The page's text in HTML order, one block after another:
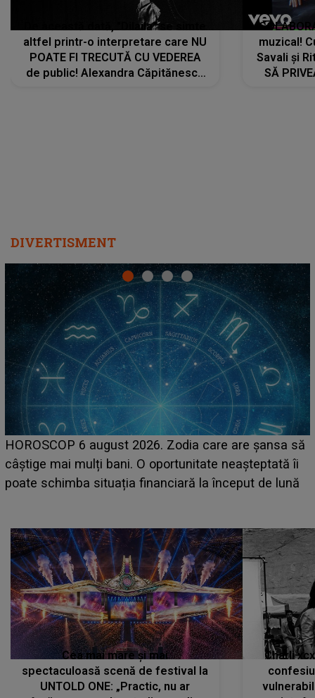
De această dată, "Dilaila" se simte
altfel printr-o interpretare care NU
POATE FI TRECUTĂ CU VEDEREA
de public! Alexandra Căpitănescu
muzical!
Savali și
SĂ
DIVERTISMENT
LINE-UP UNTOLD ONE, prima zi. Cine sunt artiștii
care deschid festivalul și de la ce ore au loc cele mai
așteptate concerte pe scena principală?
Cea mai mare și mai
spectaculoasă scenă de festival la
UNTOLD ONE: „Practic, nu ar
Charli